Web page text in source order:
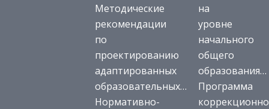
Методические
рекомендации
по
проектированию
адаптированных
образовательных…
Нормативно-
на
уровне
начального
общего
образования…
Программа